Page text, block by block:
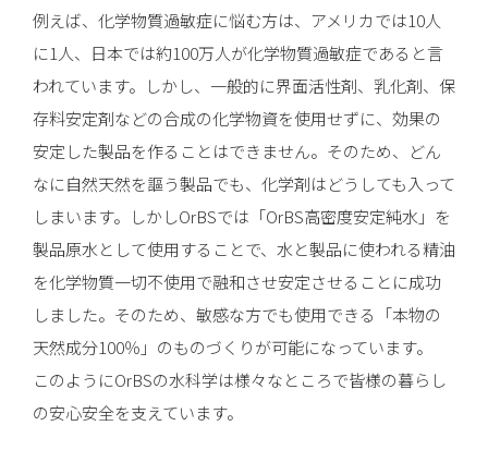
例えば、化学物質過敏症に悩む方は、アメリカでは10人
に1人、日本では約100万人が化学物質過敏症であると言
われています。しかし、一般的に界面活性剤、乳化剤、保
存料安定剤などの合成の化学物資を使用せずに、効果の
安定した製品を作ることはできません。そのため、どん
なに自然天然を謳う製品でも、化学剤はどうしても入って
しまいます。しかしOrBSでは「OrBS高密度安定純水」を
製品原水として使用することで、水と製品に使われる精油
を化学物質一切不使用で融和させ安定させることに成功
しました。そのため、敏感な方でも使用できる「本物の
天然成分100％」のものづくりが可能になっています。
このようにOrBSの水科学は様々なところで皆様の暮らし
の安心安全を支えています。